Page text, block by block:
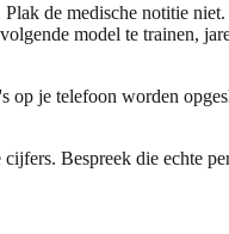
de medische notitie
model te trainen,
op je telefoon worden
Bespreek die echte